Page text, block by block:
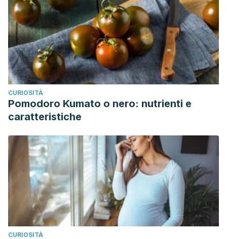
CURIOSITÀ
Pomodoro Kumato o nero: nutrienti e
caratteristiche
CURIOSITÀ